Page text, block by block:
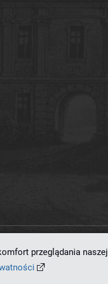
dLibra 7.0.0-SNAPSHOT
przeglądania